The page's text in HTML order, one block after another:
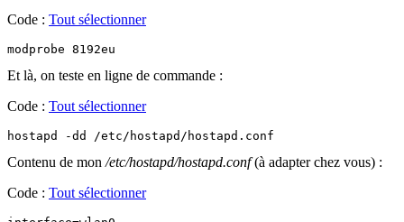
Code : Tout sélectionner
modprobe 8192eu
Et là, on teste en ligne de commande :
Code : Tout sélectionner
hostapd -dd /etc/hostapd/hostapd.conf
Contenu de mon /etc/hostapd/hostapd.conf(à adapter chez vous) :
Code : Tout sélectionner